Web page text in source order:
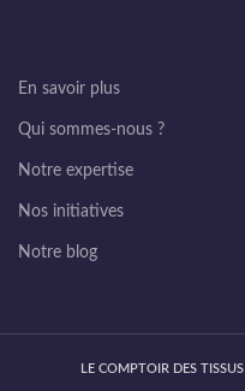
En savoir plus
Qui sommes-nous ?
Notre expertise
Nos initiatives
Notre blog
LE COMPTOIR DES TISSUS